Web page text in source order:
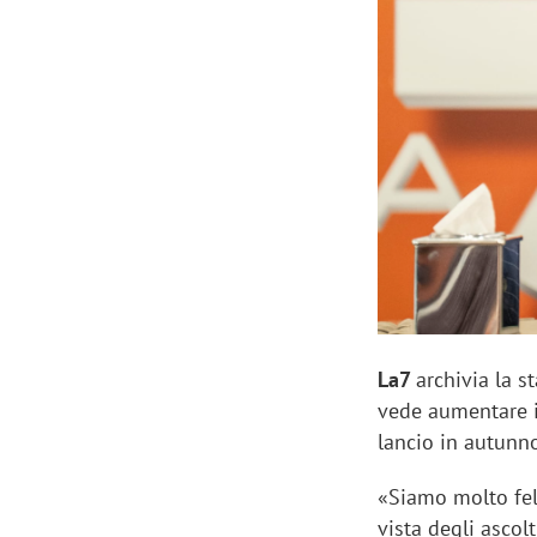
La7archivia la
vede
lancio in
«Siamo molto
vista degli
Manassero, Samsung Ads: «Con Total
Perez,
mercato
crescere»